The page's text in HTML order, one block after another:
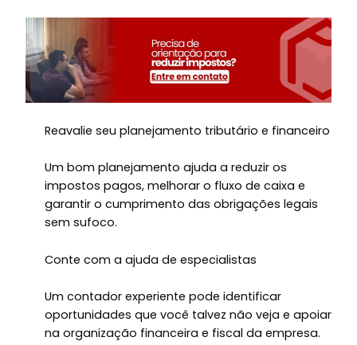
Reavalie seu planejamento tributário e financeiro
Um bom planejamento ajuda a reduzir os
impostos pagos, melhorar o fluxo de caixa e
garantir o cumprimento das obrigações legais
sem sufoco.
Conte com a ajuda de especialistas
Um contador experiente pode identificar
oportunidades que você talvez não veja e apoiar
na organização financeira e fiscal da empresa.